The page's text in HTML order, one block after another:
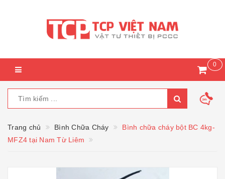
0
Trang chủ Bình Chữa Cháy
Bình chữa cháy bột BC 4kg-
MFZ4 tại Nam Từ Liêm